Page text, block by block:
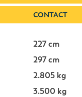
CONTACT
227 cm
297 cm
2.805 kg
3.500 kg